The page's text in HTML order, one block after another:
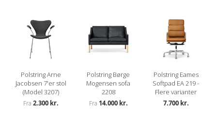
Polstring Arne
Jacobsen 7'er stol
(Model 3207)
Fra 2.300 kr.
Polstring Børge
Mogensen sofa
2208
Fra 14.000 kr.
Polstring Eames
Softpad EA 219 -
Flere varianter
7.700 kr.